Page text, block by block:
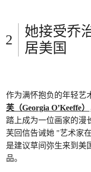
她接受乔
居美国
作为满怀抱负的年轻艺
芙（Georgia O’Keeffe）
踏上成为一位画家的漫
芙回信告诫她 "艺术家
是建议草间弥生来到美
品。